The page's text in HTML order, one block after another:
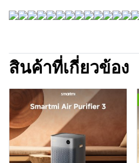
สินค้าที่เกี่ยวข้อง